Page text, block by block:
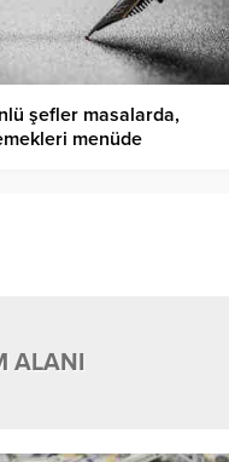
şefler masalarda,
menüde
ALANI